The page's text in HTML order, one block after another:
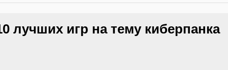
лучших игр на тему киберпанка